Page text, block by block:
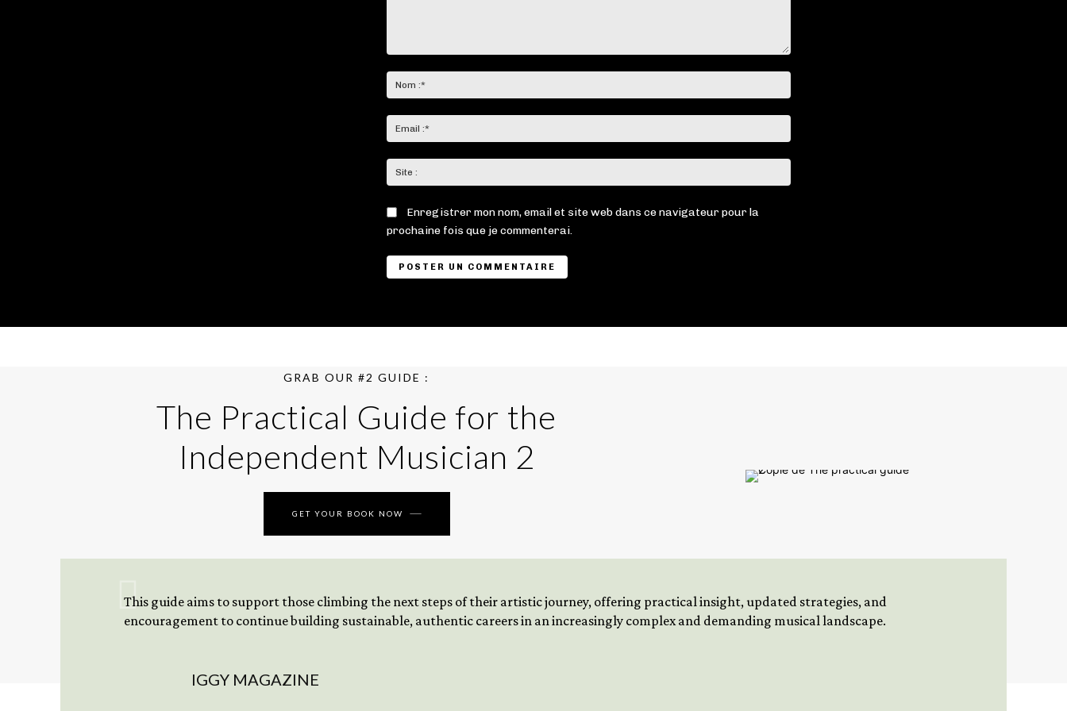
:*
:*
:
Enregistrer mon nom, email et site web dans ce navigateur pour la
prochaine fois que je commenterai.
GRAB OUR #2 GUIDE :
The Practical Guide for the
Independent Musician 2
GET YOUR BOOK NOW
This guide aims to support those climbing the next steps of their artistic journey, offering practical insight, updated strategies, and
encouragement to continue building sustainable, authentic careers in an increasingly complex and demanding musical landscape.
IGGY MAGAZINE